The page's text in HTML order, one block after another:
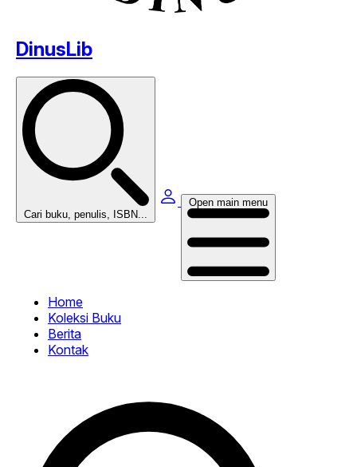
DinusLib
Cari buku, penulis, ISBN...
Open main menu
Home
Koleksi Buku
Berita
Kontak